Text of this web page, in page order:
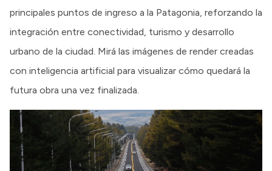
principales puntos de ingreso a la Patagonia, reforzando la
integración entre conectividad, turismo y desarrollo
urbano de la ciudad. Mirá las imágenes de render creadas
con inteligencia artificial para visualizar cómo quedará la
futura obra una vez finalizada.